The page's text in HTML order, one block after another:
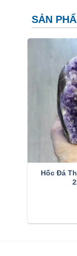
Tên
SẢN
Hốc Đá